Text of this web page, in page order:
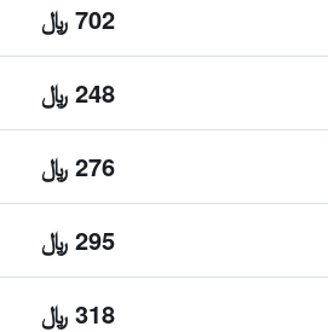
702 ﷼
248 ﷼
276 ﷼
295 ﷼
318 ﷼